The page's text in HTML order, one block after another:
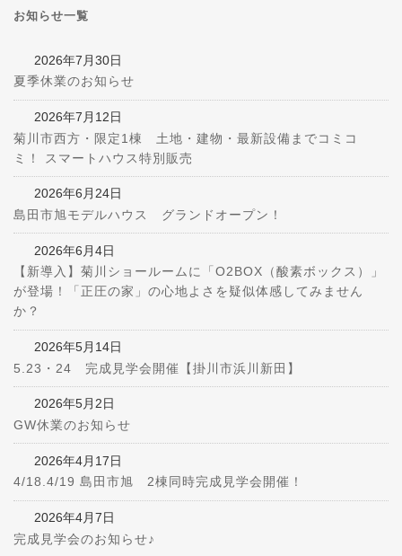
お知らせ一覧
2026年7月30日
夏季休業のお知らせ
2026年7月12日
菊川市西方・限定1棟 土地・建物・最新設備までコミコ
ミ！ スマートハウス特別販売
2026年6月24日
島田市旭モデルハウス グランドオープン！
2026年6月4日
【新導入】菊川ショールームに「O2BOX（酸素ボックス）」
が登場！「正圧の家」の心地よさを疑似体感してみません
か？
2026年5月14日
5.23・24 完成見学会開催【掛川市浜川新田】
2026年5月2日
GW休業のお知らせ
2026年4月17日
4/18.4/19 島田市旭 2棟同時完成見学会開催！
2026年4月7日
完成見学会のお知らせ♪